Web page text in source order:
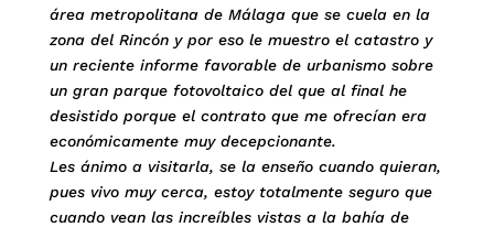
área metropolitana de Málaga que se cuela en la
zona del Rincón y por eso le muestro el catastro y
un reciente informe favorable de urbanismo sobre
un gran parque fotovoltaico del que al final he
desistido porque el contrato que me ofrecían era
económicamente muy decepcionante.
Les ánimo a visitarla, se la enseño cuando quieran,
pues vivo muy cerca, estoy totalmente seguro que
cuando vean las increíbles vistas a la bahía de